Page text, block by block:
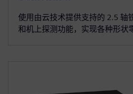
使用由云技术提供支持的 2.5 轴
和机上探测功能，实现各种形状